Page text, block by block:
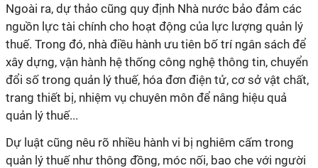
Ngoài ra, dự thảo cũng quy định Nhà nước bảo đảm các
nguồn lực tài chính cho hoạt động của lực lượng quản lý
thuế. Trong đó, nhà điều hành ưu tiên bố trí ngân sách để
xây dựng, vận hành hệ thống công nghệ thông tin, chuyển
đổi số trong quản lý thuế, hóa đơn điện tử, cơ sở vật chất,
trang thiết bị, nhiệm vụ chuyên môn để nâng hiệu quả
quản lý thuế...
Dự luật cũng nêu rõ nhiều hành vi bị nghiêm cấm trong
quản lý thuế như thông đồng, móc nối, bao che với người